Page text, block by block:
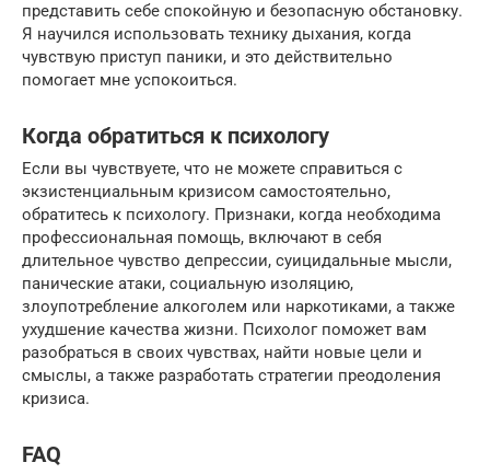
представить себе спокойную и безопасную обстановку.
Я научился использовать технику дыхания, когда
чувствую приступ паники, и это действительно
помогает мне успокоиться.
Когда обратиться к психологу
Если вы чувствуете, что не можете справиться с
экзистенциальным кризисом самостоятельно,
обратитесь к психологу. Признаки, когда необходима
профессиональная помощь, включают в себя
длительное чувство депрессии, суицидальные мысли,
панические атаки, социальную изоляцию,
злоупотребление алкоголем или наркотиками, а также
ухудшение качества жизни. Психолог поможет вам
разобраться в своих чувствах, найти новые цели и
смыслы, а также разработать стратегии преодоления
кризиса.
FAQ